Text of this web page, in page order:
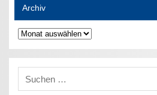
Archiv
Archiv